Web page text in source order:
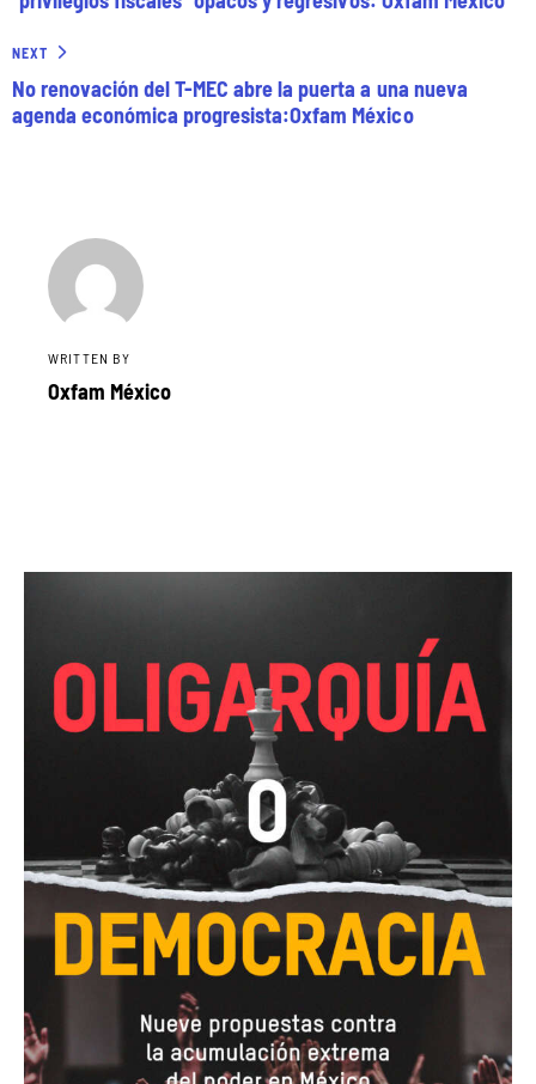
NEXT
No renovación del T-MEC abre la puerta a una nueva
agenda económica progresista:Oxfam México
WRITTEN BY
Oxfam México